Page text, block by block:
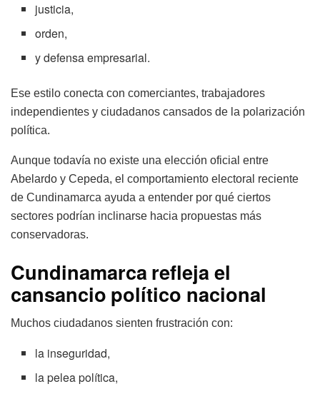
justicia,
orden,
y defensa empresarial.
Ese estilo conecta con comerciantes, trabajadores
independientes y ciudadanos cansados de la polarización
política.
Aunque todavía no existe una elección oficial entre
Abelardo y Cepeda, el comportamiento electoral reciente
de Cundinamarca ayuda a entender por qué ciertos
sectores podrían inclinarse hacia propuestas más
conservadoras.
Cundinamarca refleja el
cansancio político nacional
Muchos ciudadanos sienten frustración con:
la inseguridad,
la pelea política,